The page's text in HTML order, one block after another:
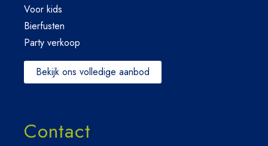
Voor kids
Bierfusten
Party verkoop
Bekijk ons volledige aanbod
Contact